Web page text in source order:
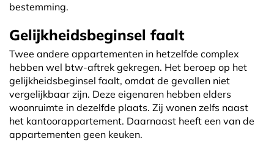
bestemming.
Gelijkheidsbeginsel faalt
Twee andere appartementen in hetzelfde complex
hebben wel btw-aftrek gekregen. Het beroep op het
gelijkheidsbeginsel faalt, omdat de gevallen niet
vergelijkbaar zijn. Deze eigenaren hebben elders
woonruimte in dezelfde plaats. Zij wonen zelfs naast
het kantoorappartement. Daarnaast heeft een van de
appartementen geen keuken.